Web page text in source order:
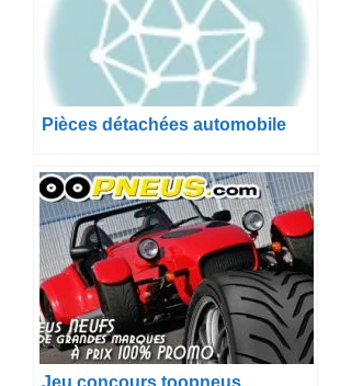
Pièces détachées automobile
Jeu concours toopneus